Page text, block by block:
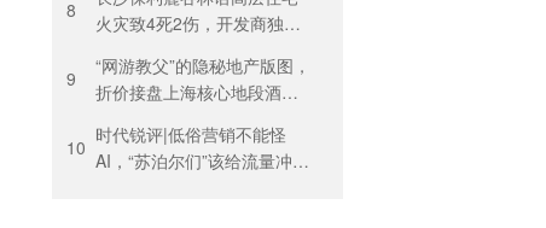
回暖
8
火灾致4死2伤，开发商独家
9
“网游教父”的隐秘地产版图，
折价接盘上海核心地段酒
10
时代锐评|低俗营销不能怪
AI，“苏泊尔们”该给流量冲动